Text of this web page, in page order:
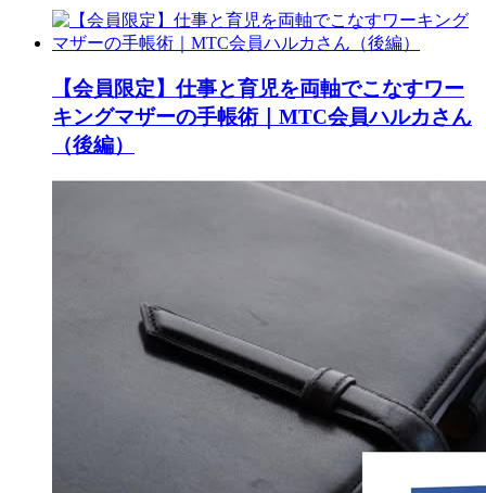
【会員限定】仕事と育児を両軸でこなすワー
キングマザーの手帳術｜MTC会員ハルカさん
（後編）